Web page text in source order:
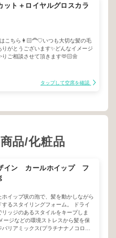
ット＋ロイヤルグロスカラ
こちら👩🏻‍🦰♡いつも大切な髪の毛
りがとうございます✨どんなイメージ
りご相談させて頂きます🫶🏻🌼
タップして空席を確認
品/化粧品
イン カールホイップ フ
ホイップ状の泡で、髪を動かしながら
するスタイリングフォーム。 ドライ
リッジのあるスタイルをキープしま
ージなどの環境ストレスから髪を保
リアミックス(プラチナナノコロイ